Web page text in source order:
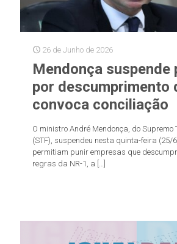
26 de Junho de 2026
Mendonça suspende
por descumprimento
convoca conciliação
O ministro André Mendonça, do Supremo
(STF), suspendeu nesta quinta-feira (25/
permitiam punir empresas que
regras da NR-1, a […]